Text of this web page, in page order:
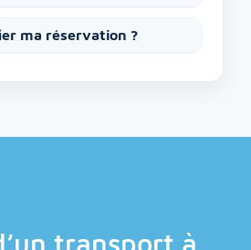
ma réservation ?
transport à